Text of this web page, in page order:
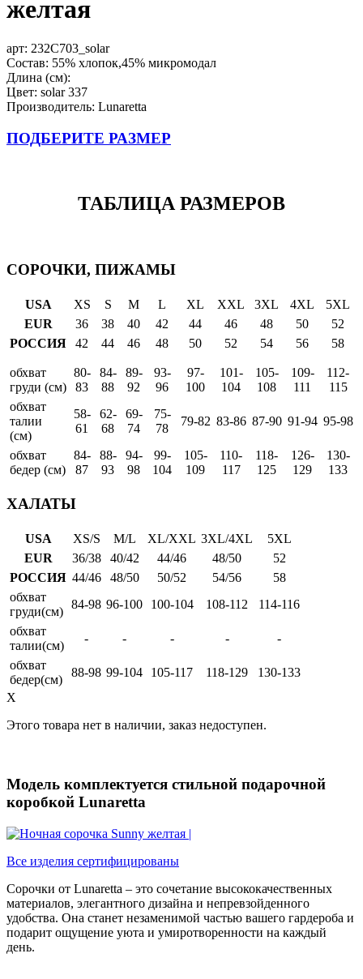
желтая
арт: 232C703_solar
Состав: 55% хлопок,45% микромодал
Длина (см):
Цвет: solar 337
Производитель: Lunaretta
ПОДБЕРИТЕ РАЗМЕР
ТАБЛИЦА РАЗМЕРОВ
СОРОЧКИ, ПИЖАМЫ
USA XS S M L XL XXL 3XL 4XL
5XL
EUR
36 38 40 42 44 46 48 50
52
РОССИЯ
42 44 46 48 50 52 54 56 58
обхват
груди (см)
80-
83
84-
88
89-
92
93-
96
97-
100
101-
104
105-
108
109-
111
112-
115
обхват
талии
(см)
58-
61
62-
68
69-
74
75-
78
79-82 83-86 87-90 91-94 95-98
обхват
бедер (см)
84-
87
88-
93
94-
98
99-
104
105-
109
110-
117
118-
125
126-
129
130-
133
ХАЛАТЫ
USA XS/S M/L XL/XXL 3XL/4XL
5XL
EUR
36/38 40/42 44/46 48/50
52
РОССИЯ 44/46 48/50 50/52 54/56
58
обхват
груди(см)
84-98 96-100 100-104 108-112
114-116
обхват
талии(см)
- - - -
-
обхват
бедер(см)
88-98 99-104 105-117 118-129
130-133
X
Этого товара нет в наличии, заказ недоступен.
Модель комплектуется стильной подарочной
коробкой Lunaretta
Все изделия сертифицированы
Сорочки от Lunaretta – это сочетание высококачественных
материалов, элегантного дизайна и непревзойденного
удобства. Она станет незаменимой частью вашего гардероба и
подарит ощущение уюта и умиротворенности на каждый
день.